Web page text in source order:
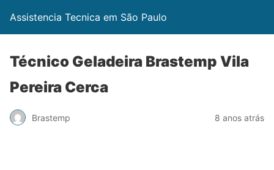
Assistencia Tecnica em São Paulo
Técnico Geladeira Brastemp Vila
Pereira Cerca
Brastemp 8 anos atrás